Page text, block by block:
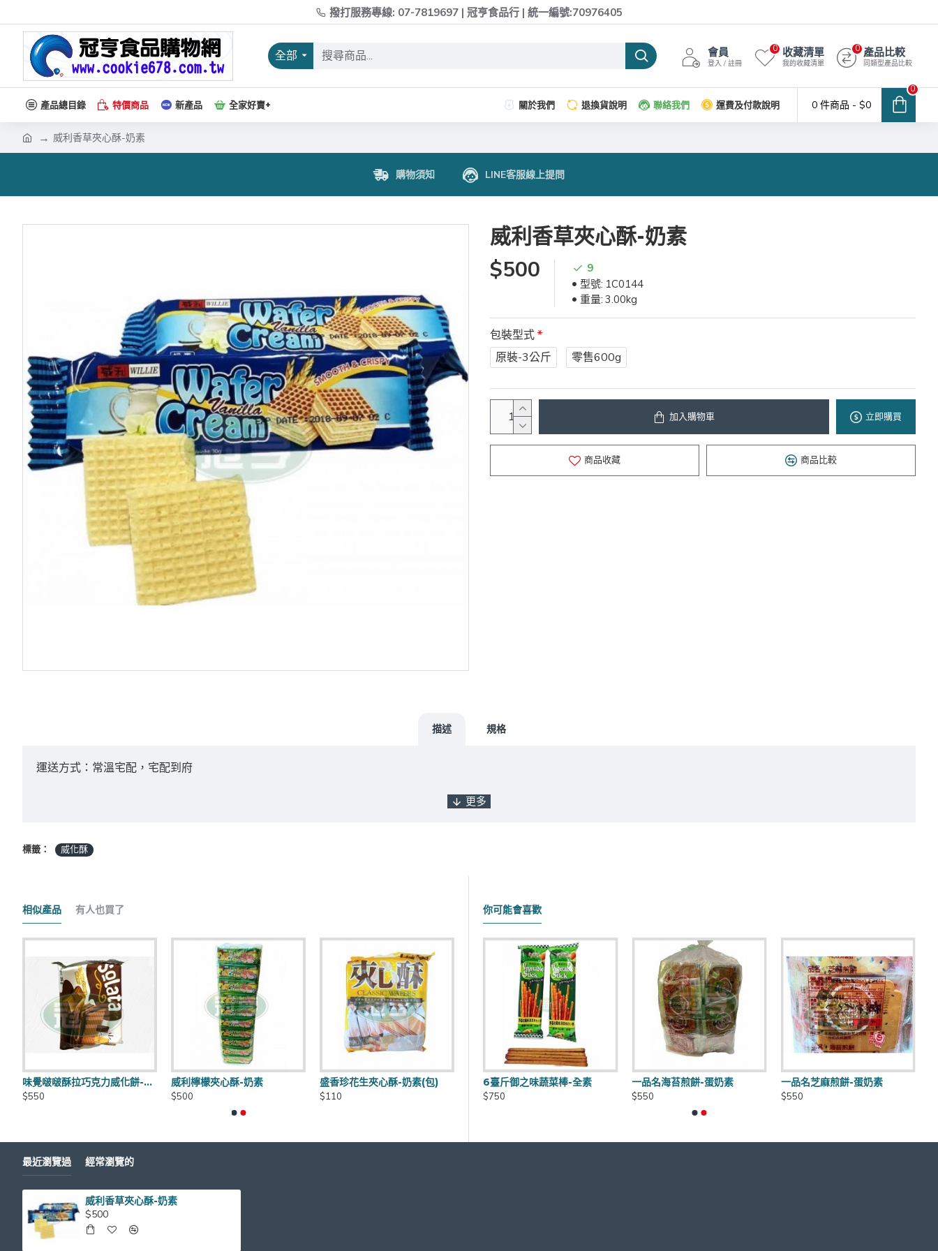
撥打服務專線: 07-7819697 | 冠亨食品行 | 統一編號:70976405
全部 會員
登入 / 註冊
收藏清單
我的收藏清單
0 產品比較
同類型產品比較
0
產品總目錄 特價商品 新產品 全家好賣+ 關於我們 退換貨說明 聯絡我們 運費及付款說明 0 件商品 - $0
0
威利香草夾心酥-奶素
購物須知 LINE客服線上提問
威利香草夾心酥-奶素
$500
9
型號: 1C0144
重量: 3.00kg
包裝型式
原裝-3公斤
零售600g
加入購物車 立即購買
商品收藏 商品比較
描述 規格
運送方式：常溫宅配，宅配到府
*採匯款付款之客戶，商品將於確認入帳後3日內出貨，如遇缺貨將另行通知實際出貨日期。
到貨日期：於出貨日後3日至7日
商品有效期限：客戶收到之商品距有效日期前90天以上，(每批商品有效日期皆不同)
運費優惠：滿5000元免運費 (不含貨到手續費),貨到手續費另計60元~120元
官網商品圖片僅供參考依實際出貨商品為主
標籤： 威化酥
相似產品 有人也買了
味覺啵啵酥拉巧克力威化餅-奶素
$550
威利檸檬夾心酥-奶素
$500
盛香珍花生夾心酥-奶素(包)
$110
你可能會喜歡
$120
6臺斤御之味蔬菜棒-全素
$750
一品名海苔煎餅-蛋奶素
$550
一品名芝麻煎餅-蛋奶素
$550
最近瀏覽過 經常瀏覽的
威利香草夾心酥-奶素
$500